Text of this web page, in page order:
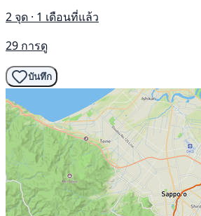
2 จุด · 1 เดือนที่แล้ว
29 การดู
บันทึก